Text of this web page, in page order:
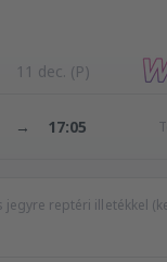
11 dec. (P)
→ 17:05
jegyre reptéri illetékkel